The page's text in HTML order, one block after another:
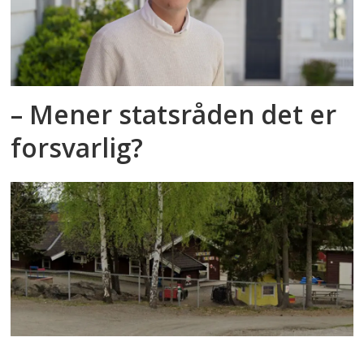
– Mener statsråden det er
forsvarlig?